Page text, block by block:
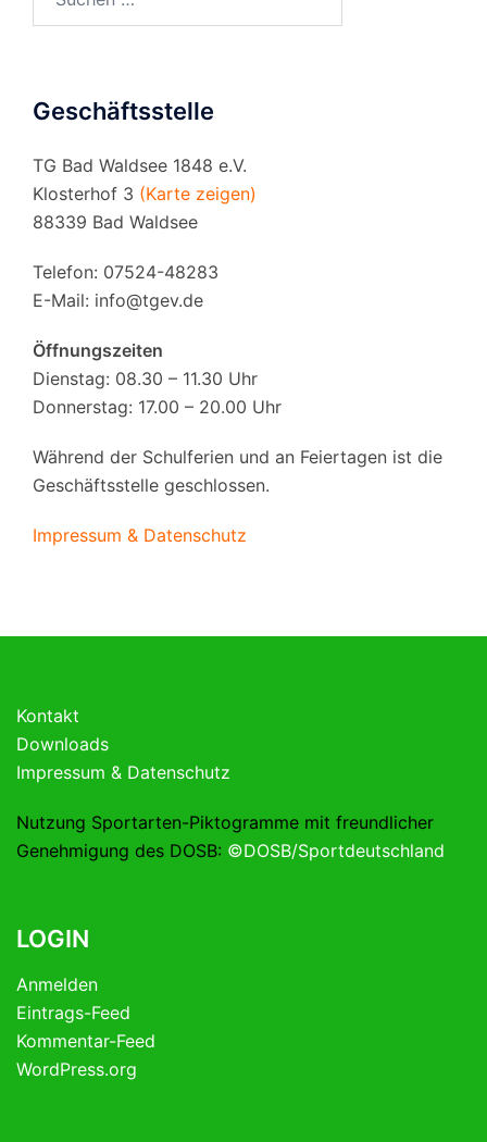
nach:
Geschäftsstelle
TG Bad Waldsee 1848 e.V.
Klosterhof 3 (Karte zeigen)
88339 Bad Waldsee
Telefon: 07524-48283
E-Mail: info@tgev.de
Öffnungszeiten
Dienstag: 08.30 – 11.30 Uhr
Donnerstag: 17.00 – 20.00 Uhr
Während der Schulferien und an Feiertagen ist die
Geschäftsstelle geschlossen.
Impressum & Datenschutz
Kontakt
Downloads
Impressum & Datenschutz
Nutzung Sportarten-Piktogramme mit freundlicher
Genehmigung des DOSB: ©DOSB/Sportdeutschland
LOGIN
Anmelden
Eintrags-Feed
Kommentar-Feed
WordPress.org